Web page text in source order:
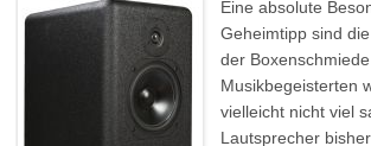
Eine absolute
Geheimtipp sind
der
Musikbegeisterten
vielleicht nicht viel
Lautsprecher